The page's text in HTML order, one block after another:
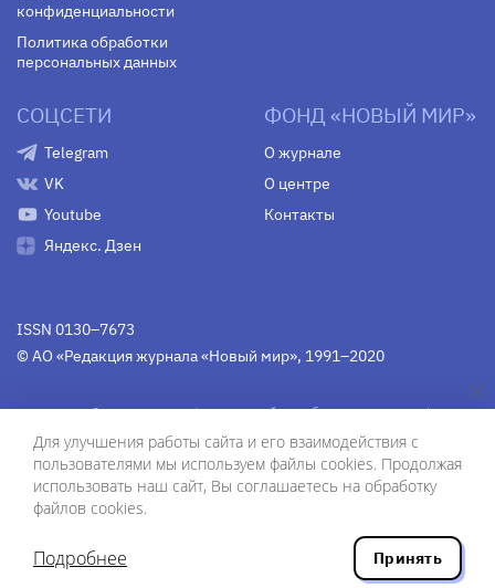
конфиденциальности
Политика обработки
персональных данных
СОЦСЕТИ
Telegram
VK
Youtube
Яндекс. Дзен
ФОНД «НОВЫЙ МИР»
О журнале
О центре
Контакты
ISSN 0130–7673
© АО «Редакция журнала «Новый мир», 1991–2020
Свидетельство Федеральной службы по надзору в сфере
связи, информационных технологий и массовых
коммуникаций средства массовой информации
(Роскомнадзор)ПИ № Фс 77-75754 от 13 июня 2019 г.
Разработка сайта — ООО «Инфодизайн»
Для улучшения работы сайта и его взаимодействия с
пользователями мы используем файлы cookies. Продолжая
использовать наш сайт, Вы соглашаетесь на обработку
файлов cookies.
Подробнее Принять